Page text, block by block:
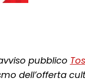
pubblico
dell’offerta